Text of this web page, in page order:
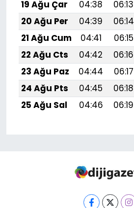
19 Ağu Çar
04:38 06:13
20 Ağu Per
04:39 06:14
21 Ağu Cum
04:41 06:15
22 Ağu Cts
04:42 06:16
23 Ağu Paz
04:44 06:17
24 Ağu Pts
04:45 06:18
25 Ağu Sal
04:46 06:19